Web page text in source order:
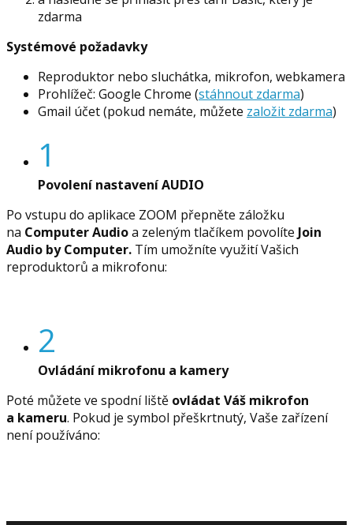
zdarma
Systémové požadavky
Reproduktor nebo sluchátka, mikrofon, webkamera
Prohlížeč: Google Chrome (stáhnout zdarma)
Gmail účet (pokud nemáte, můžete založit zdarma)
1
Povolení nastavení AUDIO
Po vstupu do aplikace ZOOM přepněte záložku
na Computer Audioa zeleným tlačíkem povolíte Join
Audio by Computer. Tím umožníte využití Vašich
reproduktorů a mikrofonu:
2
Ovládání mikrofonu a kamery
Poté můžete ve spodní liště ovládat Váš mikrofon
a kameru. Pokud je symbol přeškrtnutý, Vaše zařízení
není používáno: